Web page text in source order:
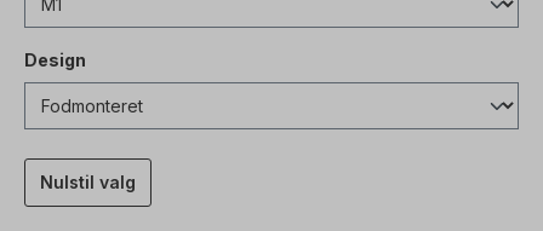
Design
Nulstil valg